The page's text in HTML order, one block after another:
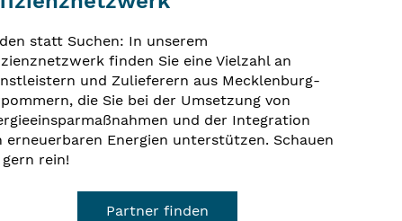
statt Suchen: In unserem
finden Sie eine Vielzahl an
und Zulieferern aus Mecklenburg-
die Sie bei der Umsetzung von
und der Integration
erneuerbaren Energien unterstützen. Schauen
gern rein!
Partner finden